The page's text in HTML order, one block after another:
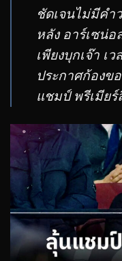
ชัดเจนไม่มีคำ
หลัง อาร์เซน่
เพียงบุกเจ๊า เ
ประกาศก้องข
แชมป์ พรีเมียร์